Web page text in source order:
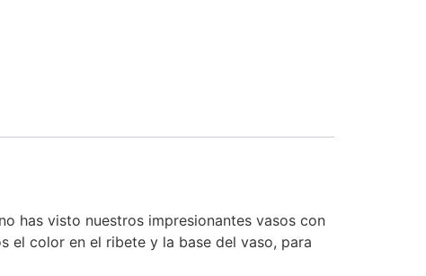
has visto nuestros impresionantes vasos con
el color en el ribete y la base del vaso, para